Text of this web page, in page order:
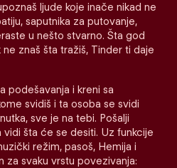
ljude koje inače nikad ne
saputnika za putovanje,
u nešto stvarno. Šta god
znaš šta tražiš, Tinder ti daje
podešavanja i kreni sa
svidiš i ta osoba se svidi
sve je na tebi. Pošalji
vidi šta će se desiti. Uz funkcije
režim, pasoš, Hemija i
za svaku vrstu povezivanja: